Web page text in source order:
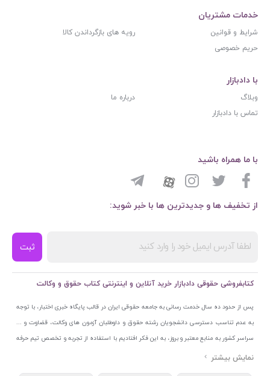
خدمات مشتریان
شرایط و قوانین
رویه های بازگرداندن کالا
حریم خصوصی
با دادبازار
وبلاگ
درباره ما
تماس با دادبازار
از تخفیف ها و جدیدترین ها با خبر شوید:
ثبت
با ما همراه باشید
کتابفروشی حقوقی دادبازار خرید آنلاین و اینترنتی کتاب حقوق و وکالت
پس از حدود ده سال خدمت رسانی به جامعه حقوقی ایران در قالب پایگاه خبری اختبار، با توجه
به عدم تناسب دسترسی دانشجویان رشته حقوق و داوطلبان آزمون های وکالت، قضاوت و ...
سراسر کشور به منابع معتبر و بروز، به این فکر افتادیم با استفاده از تجربه و تخصص تیم حرفه
ای اختبار خدمتی جدید به جامعه حقوقی ایران ارائه کنیم. به این منظور با راه اندازی و تجهیز